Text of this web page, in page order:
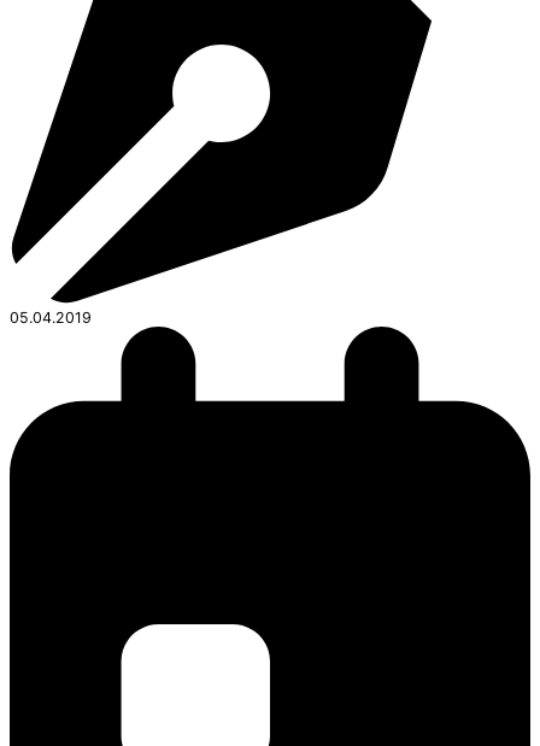
05.04.2019